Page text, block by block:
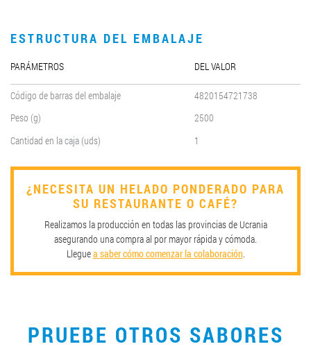
ESTRUCTURA DEL EMBALAJE
PARÁMETROS DEL VALOR
Código de barras del embalaje
4820154721738
Peso (g)
2500
Cantidad en la caja (uds)
1
¿NECESITA UN HELADO PONDERADO PARA
SU RESTAURANTE O CAFÉ?
Realizamos la producción en todas las provincias de Ucrania
asegurando una compra al por mayor rápida y cómoda.
Lleguea saber cómo comenzar la colaboración.
PRUEBE OTROS SABORES